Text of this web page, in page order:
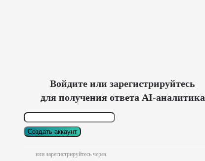
Войдите или зарегистрируйтесь
для получения ответа AI-аналитика
Создать аккаунт
или зарегистрируйтесь через